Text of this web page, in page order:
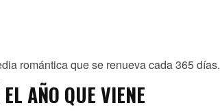
romántica que se renueva cada 365 días.
AÑO QUE VIENE